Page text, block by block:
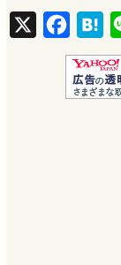
a
c
e
H
a
t
e